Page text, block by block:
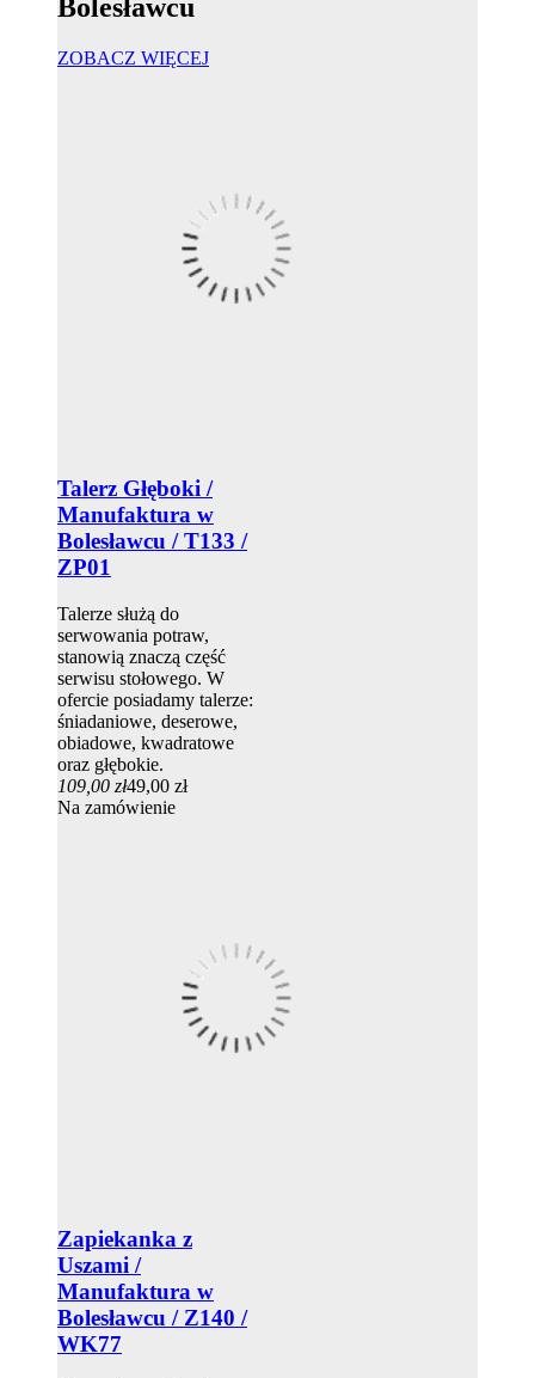
Bolesławcu
ZOBACZ WIĘCEJ
Talerz Głęboki /
Manufaktura w
Bolesławcu / T133 /
ZP01
Talerze służą do
serwowania potraw,
stanowią znaczą część
serwisu stołowego. W
ofercie posiadamy talerze:
śniadaniowe, deserowe,
obiadowe, kwadratowe
oraz głębokie.
109,00 zł49,00 zł
Na zamówienie
Zapiekanka z
Uszami /
Manufaktura w
Bolesławcu / Z140 /
WK77